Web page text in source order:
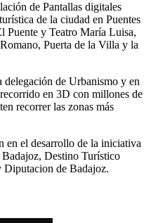
de Pantallas digitales
de la ciudad en Puentes
Puente y Teatro María Luisa,
Puerta de la Villa y la
delegación de Urbanismo y en
en 3D con millones de
recorrer las zonas más
en el desarrollo de la iniciativa
Destino Turístico
Diputacion de Badajoz.